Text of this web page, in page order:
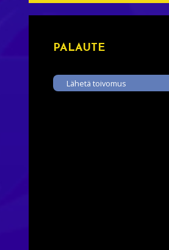
PALAUTE
Lähetä toivomus